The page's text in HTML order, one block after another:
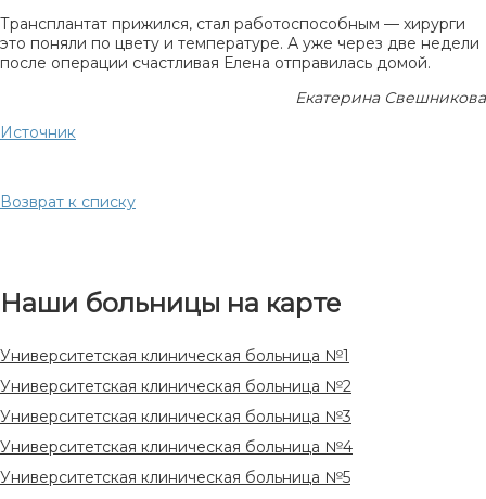
Трансплантат прижился, стал работоспособным — хирурги
это поняли по цвету и температуре. А уже через две недели
после операции счастливая Елена отправилась домой.
Екатерина Свешникова
Источник
Возврат к списку
Наши больницы на карте
Университетская клиническая больница №1
Университетская клиническая больница №2
Университетская клиническая больница №3
Университетская клиническая больница №4
Университетская клиническая больница №5